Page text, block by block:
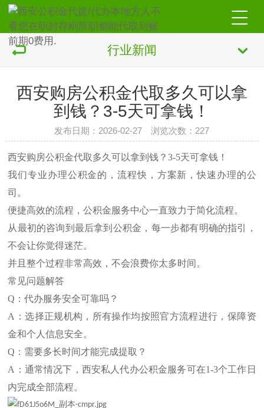
行业新闻
西安购房公积金代取多久可以拿
到钱？3-5天可拿钱！
发布日期：2026-02-27 浏览次数：227
西安购房公积金代取多久可以拿到钱？3-5天可拿钱！
我们专业办理公积金的，流程快，方案新，快速办理的公
司。
便捷高效的流程，公积金服务中心一直致力于简化流程。
从最初的咨询到最后拿到公积金，每一步都有明确的指引，
不会让你觉得迷茫。
并且整个过程非常高效，不会浪费你太多时间。
常见问题解答
Q：代办服务安全可靠吗？
A：选择正规机构，所有操作均按照官方流程进行，保障资
金和个人信息安全。
Q：需要多长时间才能完成提取？
A：通常情况下，西安私人代办公积金服务可在1-3个工作日
内完成全部流程。